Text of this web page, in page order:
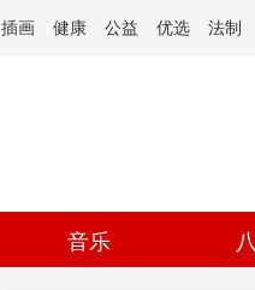
插画 健康 公益 优选 法制
音乐